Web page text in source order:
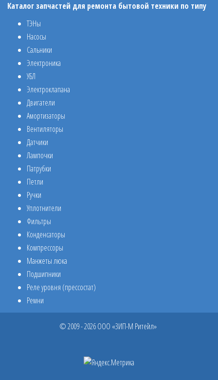
Каталог запчастей для ремонта бытовой техники по типу
ТЭНы
Насосы
Сальники
Электроника
УБЛ
Электроклапана
Двигатели
Амортизаторы
Вентиляторы
Датчики
Лампочки
Патрубки
Петли
Ручки
Уплотнители
Фильтры
Конденсаторы
Компрессоры
Манжеты люка
Подшипники
Реле уровня (прессостат)
Ремни
© 2009 - 2026 ООО «ЗИП-М Ритейл»